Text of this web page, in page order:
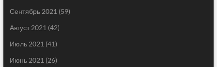
Сентябрь 2021 (59)
Август 2021 (42)
Июль 2021 (41)
Июнь 2021 (26)